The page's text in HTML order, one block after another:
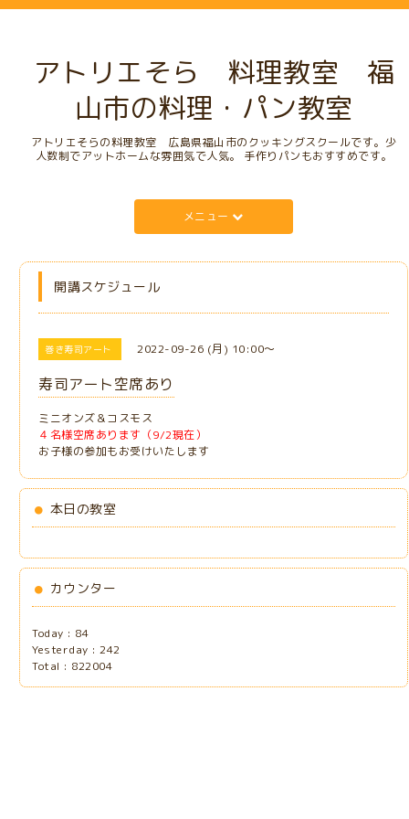
アトリエそら 料理教室 福
山市の料理・パン教室
アトリエそらの料理教室 広島県福山市のクッキングスクールです。少
人数制でアットホームな雰囲気で人気。 手作りパンもおすすめです。
メニュー
開講スケジュール
巻き寿司アート 2022-09-26 (月) 10:00～
寿司アート空席あり
ミニオンズ＆コスモス
４名様空席あります（9/2現在）
お子様の参加もお受けいたします
本日の教室
カウンター
Today : 84
Yesterday :242
Total : 822004